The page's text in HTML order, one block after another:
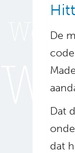
De
Dat
dat